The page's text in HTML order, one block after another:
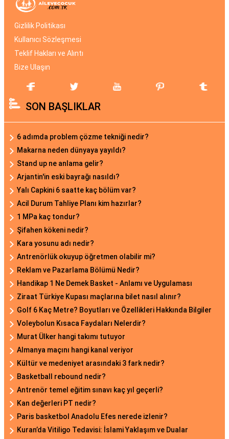
Gizlilik Politikası
Kullanıcı Sözleşmesi
Teklif Hakları ve Alıntı
Bize Ulaşın
SON BAŞLIKLAR
6 adımda problem çözme tekniği nedir?
Makarna neden dünyaya yayıldı?
Stand up ne anlama gelir?
Arjantin'in eski bayrağı nasıldı?
Yalı Capkini 6 saatte kaç bölüm var?
Acil Durum Tahliye Planı kim hazırlar?
1 MPa kaç tondur?
Şifahen kökeni nedir?
Kara yosunu adı nedir?
Antrenörlük okuyup öğretmen olabilir mi?
Reklam ve Pazarlama Bölümü Nedir?
Handikap 1 Ne Demek Basket - Anlamı ve Uygulaması
Ziraat Türkiye Kupası maçlarına bilet nasıl alınır?
Golf 6 Kaç Metre? Boyutları ve Özellikleri Hakkında Bilgiler
Voleybolun Kısaca Faydaları Nelerdir?
Murat Ülker hangi takımı tutuyor
Almanya maçını hangi kanal veriyor
Kültür ve medeniyet arasındaki 3 fark nedir?
Basketball rebound nedir?
Antrenör temel eğitim sınavı kaç yıl geçerli?
Kan değerleri PT nedir?
Paris basketbol Anadolu Efes nerede izlenir?
Kuran’da Vitiligo Tedavisi: İslami Yaklaşım ve Dualar